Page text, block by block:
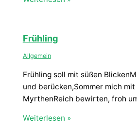
Frühling
Allgemein
Frühling soll mit süßen
und berücken,Sommer mich
MyrthenReich bewirten, froh
Weiterlesen »